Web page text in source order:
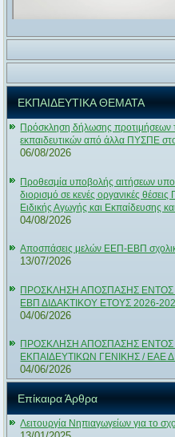
ΕΚΠΑΙΔΕΥΤΙΚΑ ΘΕΜΑΤΑ
Πρόσκληση δήλωσης
εκπαιδευτικών από άλλα ΠΥΣΠΕ
06/08/2026
Προθεσμία υποβολής αιτήσεων
διορισμό σε κενές οργανικές
Ειδικής Αγωγής και Εκπαίδευσης
04/08/2026
Αποσπάσεις μελών ΕΕΠ-ΕΒΠ
13/07/2026
ΠΡΟΣΚΛΗΣΗ ΑΠΟΣΠΑΣΗΣ
ΕΒΠ ΔΙΔΑΚΤΙΚΟΥ ΕΤΟΥΣ 2026-
04/06/2026
ΠΡΟΣΚΛΗΣΗ ΑΠΟΣΠΑΣΗΣ
ΕΚΠΑΙΔΕΥΤΙΚΩΝ ΓΕΝΙΚΗΣ / ΕΑΕ
04/06/2026
Επίκαιρα Άρθρα
Λειτουργία Νηπιαγωγείων για το